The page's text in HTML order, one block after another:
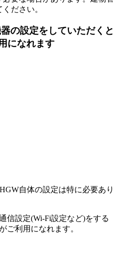
ださい。
の設定をしていただくと
になれます
自体の設定は特に必要あり
信設定(Wi-Fi設定など)をする
ご利用になれます。